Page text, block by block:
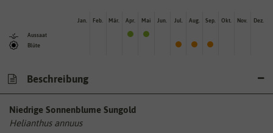
Aussaat
Blüte
Jan. Feb. Mär. Apr. Mai Jun. Jul. Aug. Sep. Okt. Nov. Dez.
Beschreibung
Niedrige Sonnenblume Sungold
Helianthus annuus